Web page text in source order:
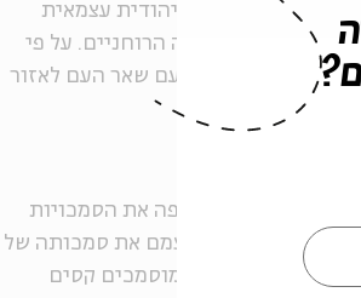
התקיימה ממלכה יהודית עצמאית
באתיופיה, בין המאה הרביעית למאה ה-16, היו הקסים מנהיגיה הרוחניים. על פי
שיצאה לגלות עם שאר העם לאזור
לא ראתה בעין יפה את הסמכויות
החלו לקבל על עצמם את סמכותה של
הקסים, וכמעט לא מוסמכים קסים